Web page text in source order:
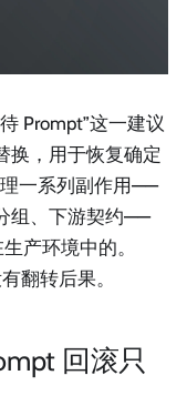
Prompt”这一建议
换，用于恢复确定
一系列副作用——
组、下游契约——
产环境中的。
翻转后果。
回滚只